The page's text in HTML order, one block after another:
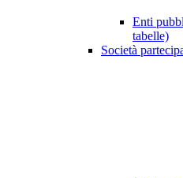
Enti
tabelle)
Società